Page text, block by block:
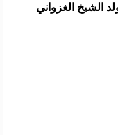
الشيخ الغزواني